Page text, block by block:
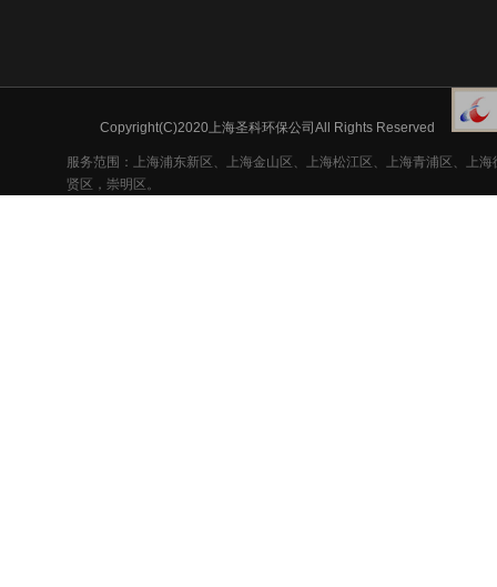
Copyright(C)2020上海圣科环保公司All Rights Reserved
服务范围：上海浦东新区、上海金山区、上海松江区、上海青浦区、上
贤区，崇明区。